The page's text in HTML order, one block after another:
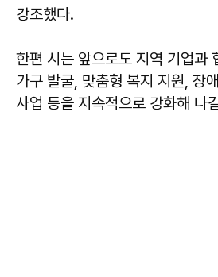
강조했다.
한편 시는 앞으로도 지역 기업과
가구 발굴, 맞춤형 복지 지원, 장
사업 등을 지속적으로 강화해 나